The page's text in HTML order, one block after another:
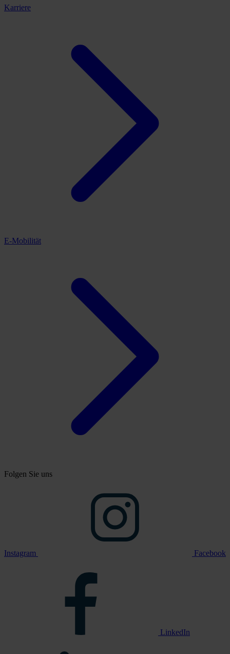
Karriere
E-Mobilität
Folgen Sie uns
Instagram Facebook
LinkedIn